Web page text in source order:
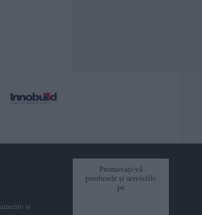
Promovați-vă
produsele și serviciile
pe